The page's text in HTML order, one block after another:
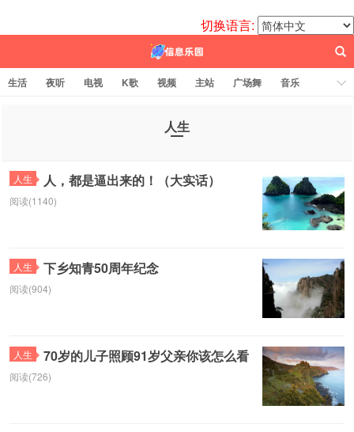
切换语言:
生活 夜听 电视 K歌 视频 主站 广场舞
音乐
人生
人生 人，都是逼出来的！（大实话）
阅读(1140)
人生 下乡知青50周年纪念
阅读(904)
人生 70岁的儿子照顾91岁父亲你该怎么看
阅读(726)